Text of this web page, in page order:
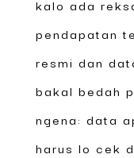
kalo ada
pendapatan
resmi dan
bakal bedah
ngena: data
harus lo cek